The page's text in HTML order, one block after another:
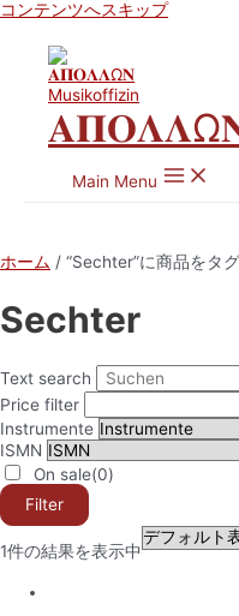
コンテンツへスキップ
𝚨𝚷𝚶𝚲𝚲Ω𝚴
Main Menu
ホーム / “Sechter”に商品をタ
Sechter
Text search
Price filter
Instrumente
ISMN
On sale(0)
Filter
1件の結果を表示中